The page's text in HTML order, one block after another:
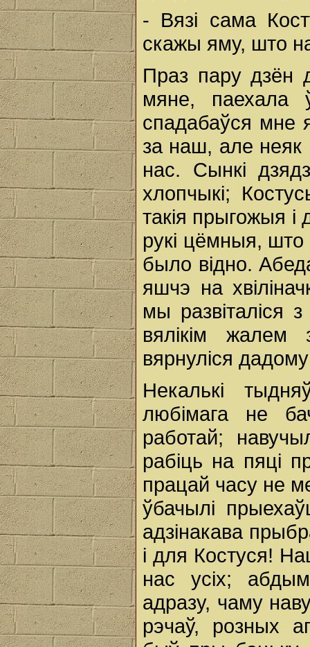
- Вязі сама
скажы яму, што
Праз пару дзён
мяне, паехала
спадабаўся мне
за наш, але неяк
нас. Сынкі
хлопчыкі;
такія прыгожыя
рукі цёмныя,
было відно.
яшчэ на
мы развіталіся
вялікім
вярнуліся дадому
Некалькі
любімага не
работай;
рабіць на пяці
працай часу не
ўбачылі
адзінакава
і для Костуся!
нас усіх;
адразу, чаму
рэчаў, розных